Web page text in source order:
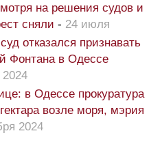
на решения судов и
сняли - 24 июля
отказался признавать
Фонтана в Одессе
2024
в Одессе прокуратура
возле моря, мэрия
2024